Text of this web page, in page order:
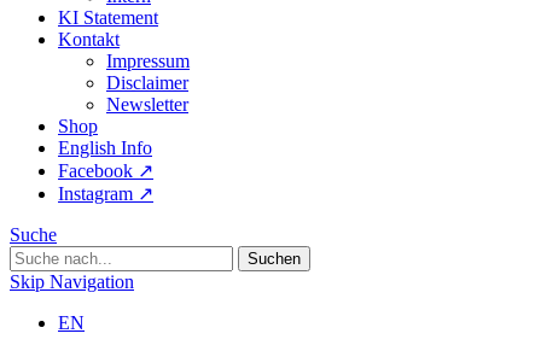
KI Statement
Kontakt
Impressum
Disclaimer
Newsletter
Shop
English Info
Facebook ↗︎
Instagram ↗︎
Suche
Skip Navigation
EN